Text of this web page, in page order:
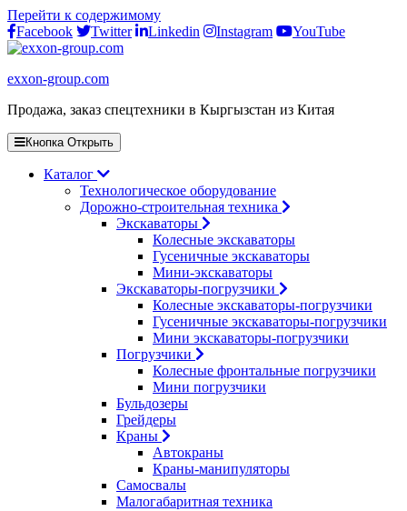
Перейти к содержимому
Facebook
Twitter Linkedin Instagram YouTube
exxon-group.com
Продажа, заказ спецтехники в Кыргызстан из Китая
Кнопка Открыть
Каталог
Технологическое оборудование
Дорожно-строительная техника
Экскаваторы
Колесные экскаваторы
Гусеничные экскаваторы
Мини-экскаваторы
Экскаваторы-погрузчики
Колесные экскаваторы-погрузчики
Гусеничные экскаваторы-погрузчики
Мини экскаваторы-погрузчики
Погрузчики
Колесные фронтальные погрузчики
Мини погрузчики
Бульдозеры
Грейдеры
Краны
Автокраны
Краны-манипуляторы
Самосвалы
Малогабаритная техника